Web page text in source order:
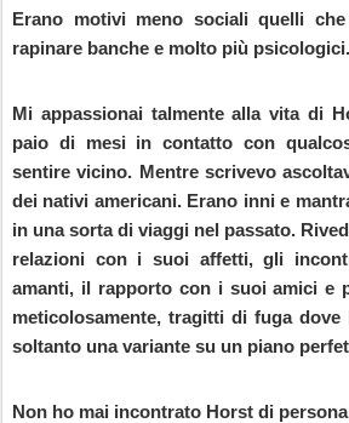
Erano motivi meno sociali quelli
rapinare banche e molto più psicologici.
Mi appassionai talmente alla vita di
paio di mesi in contatto con
sentire vicino. Mentre scrivevo
dei nativi americani. Erano inni e
in una sorta di viaggi nel passato.
relazioni con i suoi affetti, gli
amanti, il rapporto con i suoi amici e
meticolosamente, tragitti di fuga dove
soltanto una variante su un piano
Non ho mai incontrato Horst di